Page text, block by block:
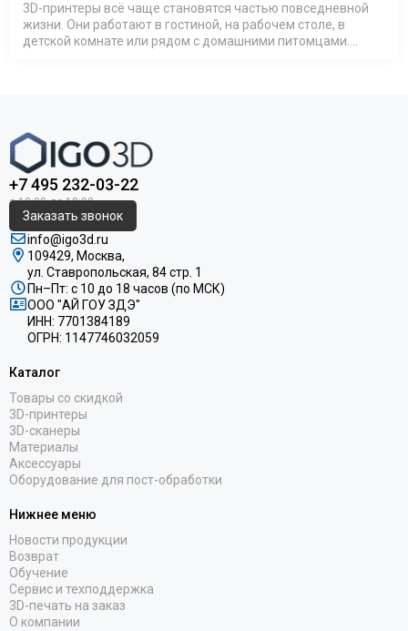
3D-принтеры всё чаще становятся частью повседневной
жизни. Они работают в гостиной, на рабочем столе, в
детской комнате или рядом с домашними питомцами.
+7 495 232-03-22
Заказать звонок
info@igo3d.ru
109429, Москва,
ул. Ставропольская, 84 стр. 1
Пн–Пт: с 10 до 18 часов (по МСК)
ООО "АЙ ГОУ ЗДЭ"
ИНН: 7701384189
ОГРН: 1147746032059
Каталог
Товары со скидкой
3D-принтеры
3D-сканеры
Материалы
Аксессуары
Оборудование для пост-обработки
Нижнее меню
Новости продукции
Возврат
Обучение
Сервис и техподдержка
3D-печать на заказ
О компании